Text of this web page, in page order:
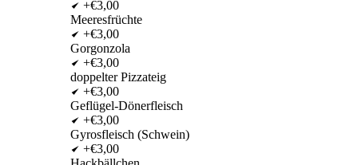
+€3,00
Meeresfrüchte
+€3,00
Gorgonzola
+€3,00
doppelter Pizzateig
+€3,00
Geflügel-Dönerfleisch
+€3,00
Gyrosfleisch (Schwein)
+€3,00